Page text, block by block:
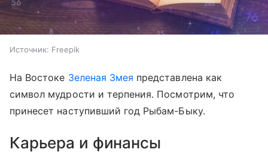
Источник: Freepik
На Востоке Зеленая Змея представлена как
символ мудрости и терпения. Посмотрим, что
принесет наступивший год Рыбам-Быку.
Карьера и финансы